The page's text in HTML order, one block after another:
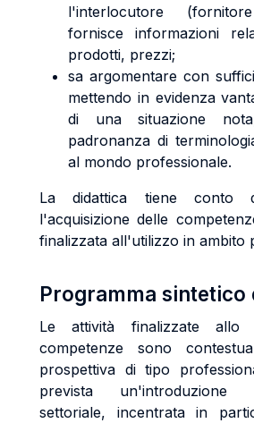
l'interlocutore
fornisce informazioni
prodotti, prezzi;
sa argomentare con
mettendo in evidenza
di una situazione
padronanza di
al mondo professionale.
La didattica tiene conto
l'acquisizione delle
finalizzata all'utilizzo in ambito
Programma sintetico
Le attività finalizzate allo
competenze sono
prospettiva di tipo
prevista un'introduzione
settoriale, incentrata in